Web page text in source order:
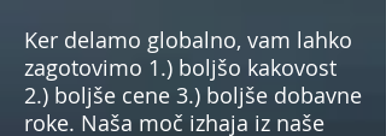
Ker delamo globalno, vam lahko
zagotovimo 1.) boljšo kakovost
2.) boljše cene 3.) boljše dobavne
roke. Naša moč izhaja iz naše